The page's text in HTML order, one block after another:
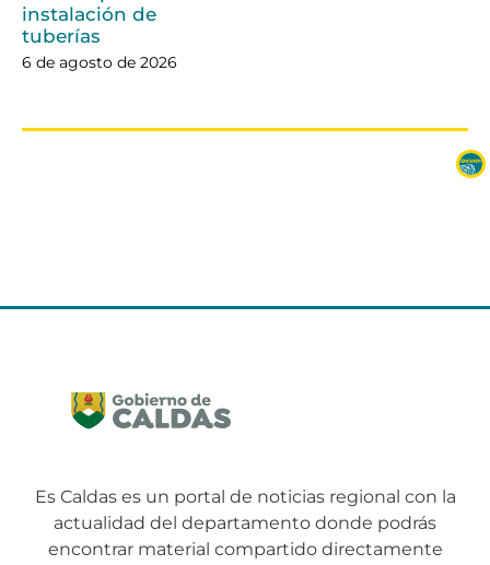
instalación de
tuberías
6 de agosto de 2026
Es Caldas es un portal de noticias regional con la
actualidad del departamento donde podrás
encontrar material compartido directamente